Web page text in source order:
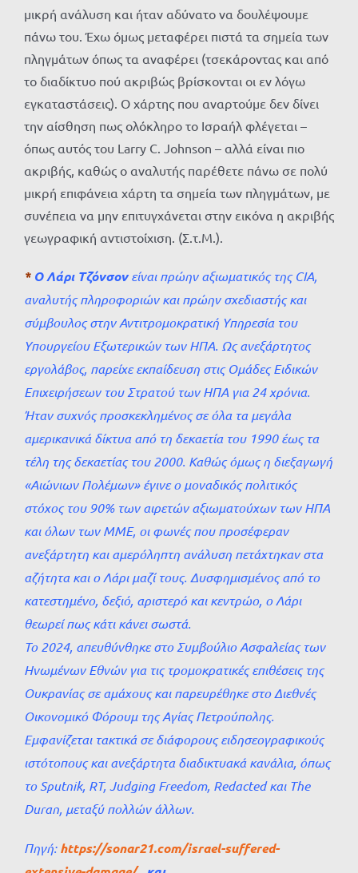
μικρή ανάλυση και ήταν αδύνατο να δουλέψουμε
πάνω του. Έχω όμως μεταφέρει πιστά τα σημεία των
πληγμάτων όπως τα αναφέρει (τσεκάροντας και από
το διαδίκτυο πού ακριβώς βρίσκονται οι εν λόγω
εγκαταστάσεις). Ο χάρτης που αναρτούμε δεν δίνει
την αίσθηση πως ολόκληρο το Ισραήλ φλέγεται –
όπως αυτός του Larry C. Johnson – αλλά είναι πιο
ακριβής, καθώς ο αναλυτής παρέθετε πάνω σε πολύ
μικρή επιφάνεια χάρτη τα σημεία των πληγμάτων, με
συνέπεια να μην επιτυγχάνεται στην εικόνα η ακριβής
γεωγραφική αντιστοίχιση. (Σ.τ.Μ.).
* Ο Λάρι Τζόνσονείναι πρώην αξιωματικός της CIA,
αναλυτής πληροφοριών και πρώην σχεδιαστής και
σύμβουλος στην Αντιτρομοκρατική Υπηρεσία του
Υπουργείου Εξωτερικών των ΗΠΑ. Ως ανεξάρτητος
εργολάβος, παρείχε εκπαίδευση στις Ομάδες Ειδικών
Επιχειρήσεων του Στρατού των ΗΠΑ για 24 χρόνια.
Ήταν συχνός προσκεκλημένος σε όλα τα μεγάλα
αμερικανικά δίκτυα από τη δεκαετία του 1990 έως τα
τέλη της δεκαετίας του 2000. Καθώς όμως η διεξαγωγή
«Αιώνιων Πολέμων» έγινε ο μοναδικός πολιτικός
στόχος του 90% των αιρετών αξιωματούχων των ΗΠΑ
και όλων των ΜΜΕ, οι φωνές που προσέφεραν
ανεξάρτητη και αμερόληπτη ανάλυση πετάχτηκαν στα
αζήτητα και ο Λάρι μαζί τους. Δυσφημισμένος από το
κατεστημένο, δεξιό, αριστερό και κεντρώο, ο Λάρι
θεωρεί πως κάτι κάνει σωστά.
Το 2024, απευθύνθηκε στο Συμβούλιο Ασφαλείας των
Ηνωμένων Εθνών για τις τρομοκρατικές επιθέσεις της
Ουκρανίας σε αμάχους και παρευρέθηκε στο Διεθνές
Οικονομικό Φόρουμ της Αγίας Πετρούπολης.
Εμφανίζεται τακτικά σε διάφορους ειδησεογραφικούς
ιστότοπους και ανεξάρτητα διαδικτυακά κανάλια, όπως
το Sputnik, RT, Judging Freedom, Redacted και The
Duran, μεταξύ πολλών άλλων.
Πηγή:https://sonar21.com/israel-suffered-